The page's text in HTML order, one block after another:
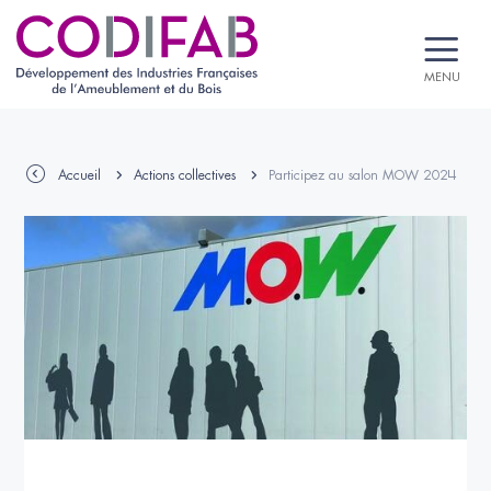
MENU
Accueil Actions collectives Participez au salon MOW 2024